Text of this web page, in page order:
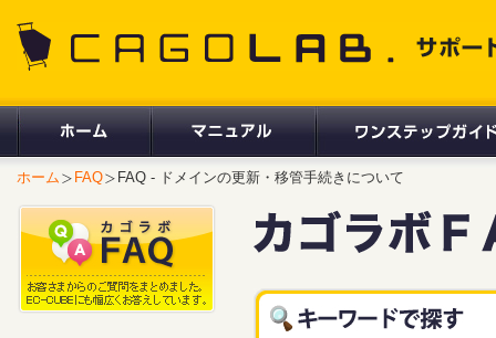
ホーム FAQ FAQ - ドメインの更新・移管手続きについて